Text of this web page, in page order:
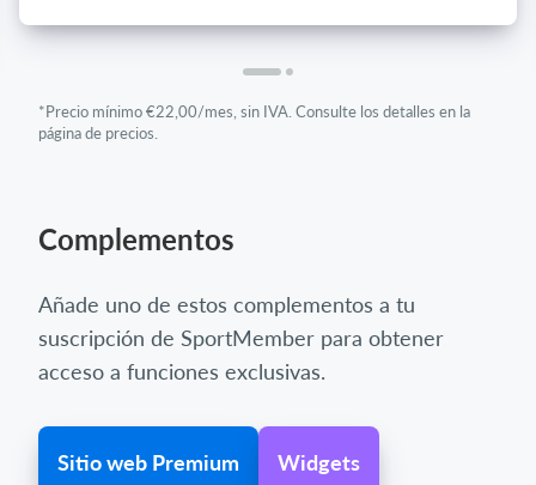
*Precio mínimo €22,00/mes, sin IVA. Consulte los detalles en la
página de precios.
Complementos
Añade uno de estos complementos a tu
suscripción de SportMember para obtener
acceso a funciones exclusivas.
Sitio web Premium Widgets